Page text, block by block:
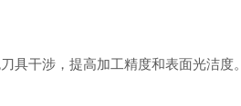
具干涉，提高加工精度和表面光洁度。